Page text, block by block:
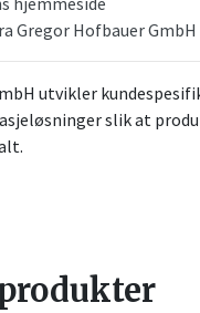
Gregor Hofbauer GmbH
utvikler
slik at